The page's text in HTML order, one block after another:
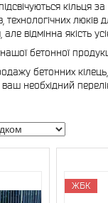
кільця
технологічних
але відмінна якість
бетонної
бетонних
необхідний
ЖБК